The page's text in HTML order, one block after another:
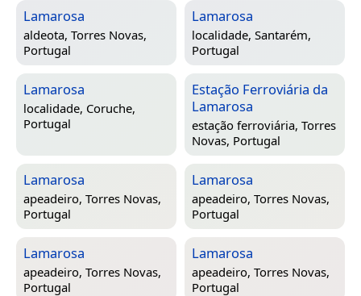
Lamarosa
aldeota, Torres Novas,
Portugal
Lamarosa
localidade, Santarém,
Portugal
Lamarosa
localidade, Coruche,
Portugal
Estação Ferroviária da
Lamarosa
estação ferroviária, Torres
Novas, Portugal
Lamarosa
apeadeiro, Torres Novas,
Portugal
Lamarosa
apeadeiro, Torres Novas,
Portugal
Lamarosa
apeadeiro, Torres Novas,
Portugal
Lamarosa
apeadeiro, Torres Novas,
Portugal